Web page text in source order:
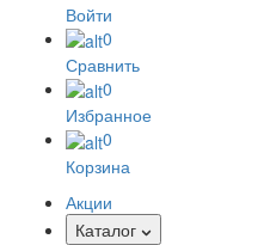
Войти
0
Сравнить
0
Избранное
0
Корзина
Акции
Каталог